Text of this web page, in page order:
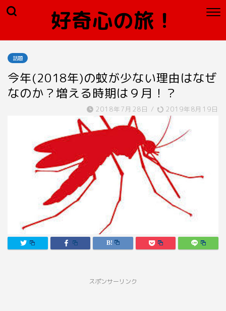
好奇心の旅！
話題
今年(2018年)の蚊が少ない理由はなぜ
なのか？増える時期は９月！？
2018年7月28日 / 2019年8月19日
スポンサーリンク